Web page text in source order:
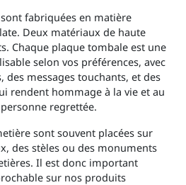
fabriquées en matière
Deux matériaux de haute
Chaque plaque tombale est une
selon vos préférences, avec
des messages touchants, et des
rendent hommage à la vie et au
regrettée.
sont souvent placées sur
des stèles ou des monuments
Il est donc important
sur nos produits